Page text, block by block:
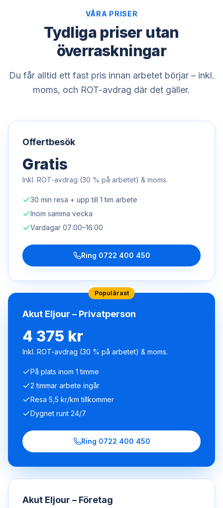
VÅRA PRISER
Tydliga priser utan
överraskningar
Du får alltid ett fast pris innan arbetet börjar – inkl.
moms, och ROT-avdrag där det gäller.
Offertbesök
Gratis
Inkl. ROT-avdrag (30 % på arbetet) & moms.
30 min resa + upp till 1 tim arbete
Inom samma vecka
Vardagar 07:00–16:00
Ring 0722 400 450
Populärast
Akut Eljour – Privatperson
4 375 kr
Inkl. ROT-avdrag (30 % på arbetet) & moms.
På plats inom 1 timme
2 timmar arbete ingår
Resa 5,5 kr/km tillkommer
Dygnet runt 24/7
Ring 0722 400 450
Akut Eljour – Företag